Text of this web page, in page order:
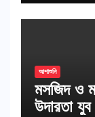
আশাশুনি
মসজিদ ও
উদারতা যুব